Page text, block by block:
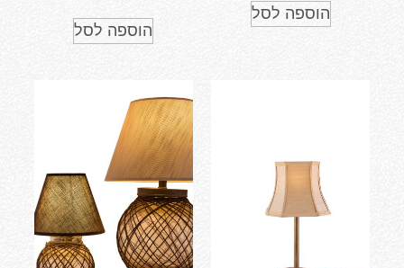
הוספה לסל
הוספה לסל